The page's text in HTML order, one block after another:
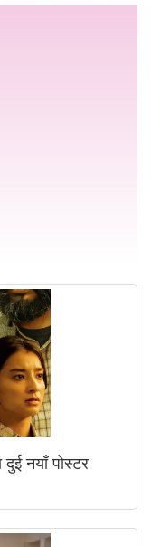
दुई नयाँ पोस्टर